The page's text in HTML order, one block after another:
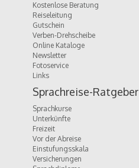
Kostenlose Beratung
Reiseleitung
Gutschein
Verben-Drehscheibe
Online Kataloge
Newsletter
Fotoservice
Links
Sprachreise-Ratgeber
Sprachkurse
Unterkünfte
Freizeit
Vor der Abreise
Einstufungsskala
Versicherungen